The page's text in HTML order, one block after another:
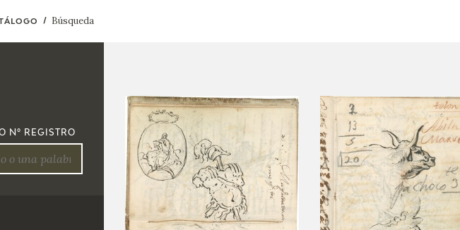
SALA DE
PRENSA
BLOG CUADERNO
ITALIANO
BIOGRAFÍA
CRONOLOGÍA
EL VIAJE DE GOYA
CATÁLOGO
PUBLICACIONES
Nº REGISTRO
Búsqueda